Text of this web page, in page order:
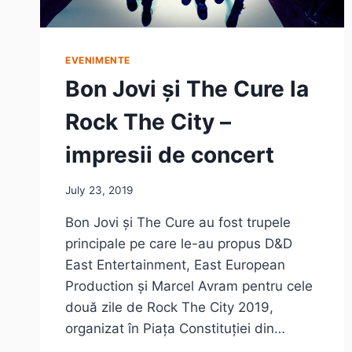
EVENIMENTE
Bon Jovi și The Cure la
Rock The City –
impresii de concert
July 23, 2019
Bon Jovi și The Cure au fost trupele
principale pe care le-au propus D&D
East Entertainment, East European
Production și Marcel Avram pentru cele
două zile de Rock The City 2019,
organizat în Piața Constituției din…